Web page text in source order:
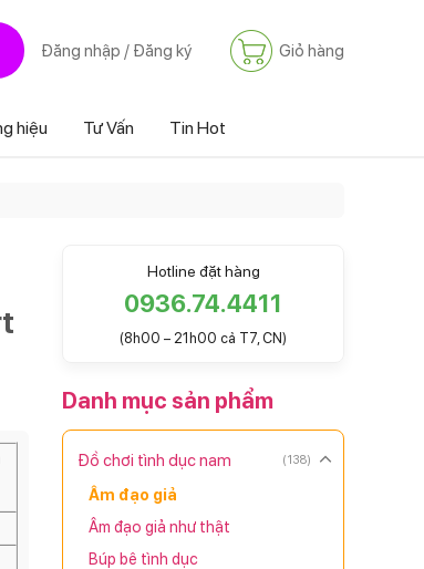
Đăng nhập / Đăng ký Giỏ hàng
hiệu Tư Vấn Tin Hot
Hotline đặt hàng
0936.74.4411
(8h00 – 21h00 cả T7, CN)
Danh mục sản phẩm
Đồ chơi tình dục nam (138)
Âm đạo giả
Âm đạo giả như thật
Búp bê tình dục